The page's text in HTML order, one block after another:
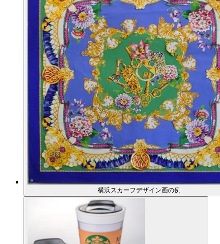
横浜スカーフデザイン画の例